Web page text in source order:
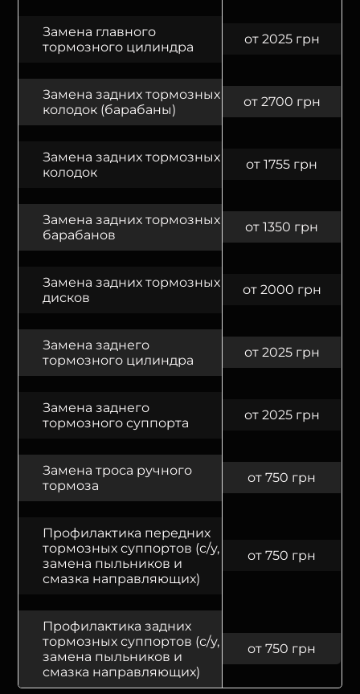
Замена главного
тормозного цилиндра
от 2025 грн
Замена задних тормозных
колодок (барабаны)
от 2700 грн
Замена задних тормозных
колодок
от 1755 грн
Замена задних тормозных
барабанов
от 1350 грн
Замена задних тормозных
дисков
от 2000 грн
Замена заднего
тормозного цилиндра
от 2025 грн
Замена заднего
тормозного суппорта
от 2025 грн
Замена троса ручного
тормоза
от 750 грн
Профилактика передних
тормозных суппортов (с/у,
замена пыльников и
смазка направляющих)
от 750 грн
Профилактика задних
тормозных суппортов (с/у,
замена пыльников и
смазка направляющих)
от 750 грн